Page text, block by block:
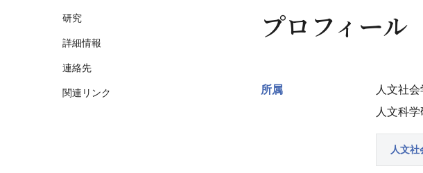
プロフィール
所属
人文社
人文科
人文社
研究
詳細情報
連絡先
関連リンク